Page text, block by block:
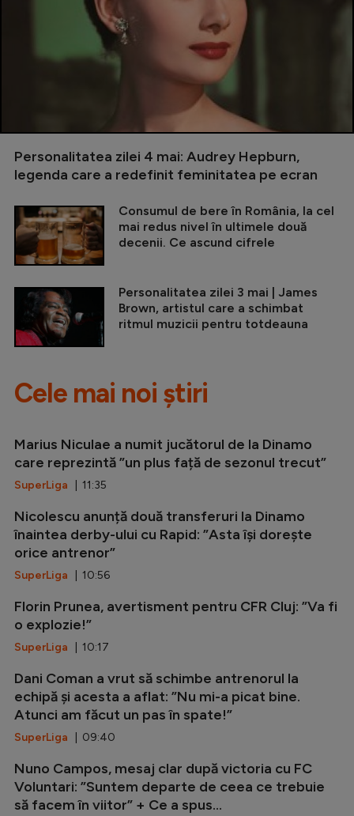
Personalitatea zilei 4 mai: Audrey Hepburn,
legenda care a redefinit feminitatea pe ecran
Consumul de bere în România, la cel
mai redus nivel în ultimele două
decenii. Ce ascund cifrele
Personalitatea zilei 3 mai | James
Brown, artistul care a schimbat
ritmul muzicii pentru totdeauna
Cele mai noi știri
Marius Niculae a numit jucătorul de la Dinamo
care reprezintă ”un plus față de sezonul trecut”
SuperLiga | 11:35
Nicolescu anunță două transferuri la Dinamo
înaintea derby-ului cu Rapid: ”Asta își dorește
orice antrenor”
SuperLiga | 10:56
Florin Prunea, avertisment pentru CFR Cluj: ”Va fi
o explozie!”
SuperLiga | 10:17
Dani Coman a vrut să schimbe antrenorul la
echipă și acesta a aflat: ”Nu mi-a picat bine.
Atunci am făcut un pas în spate!”
SuperLiga | 09:40
Nuno Campos, mesaj clar după victoria cu FC
Voluntari: ”Suntem departe de ceea ce trebuie
să facem în viitor” + Ce a spus...